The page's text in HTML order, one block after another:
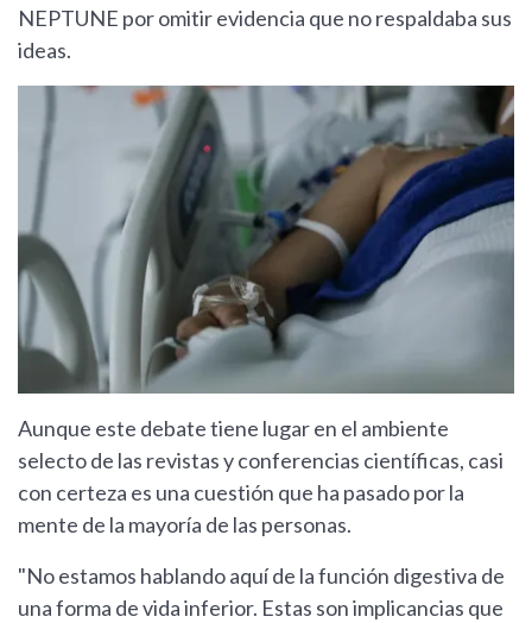
NEPTUNE por omitir evidencia que no respaldaba sus
ideas.
Aunque este debate tiene lugar en el ambiente
selecto de las revistas y conferencias científicas, casi
con certeza es una cuestión que ha pasado por la
mente de la mayoría de las personas.
"No estamos hablando aquí de la función digestiva de
una forma de vida inferior. Estas son implicancias que